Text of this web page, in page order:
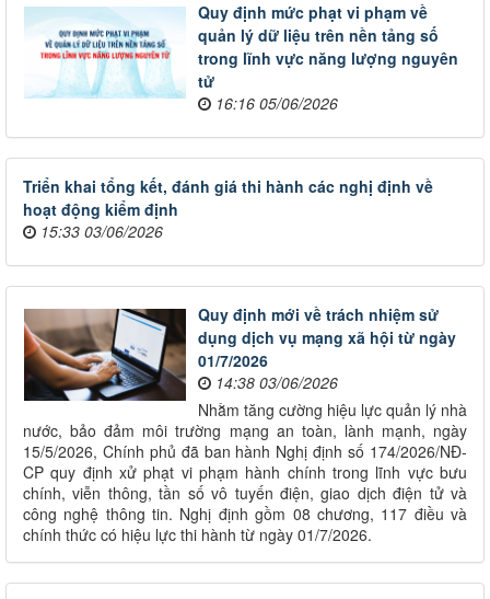
Quy định mức phạt vi phạm về
quản lý dữ liệu trên nền tảng số
trong lĩnh vực năng lượng nguyên
tử
16:16 05/06/2026
Triển khai tổng kết, đánh giá thi hành các nghị định về
hoạt động kiểm định
15:33 03/06/2026
Quy định mới về trách nhiệm sử
dụng dịch vụ mạng xã hội từ ngày
01/7/2026
14:38 03/06/2026
Nhằm tăng cường hiệu lực quản lý nhà
nước, bảo đảm môi trường mạng an toàn, lành mạnh, ngày
15/5/2026, Chính phủ đã ban hành Nghị định số 174/2026/NĐ-
CP quy định xử phạt vi phạm hành chính trong lĩnh vực bưu
chính, viễn thông, tần số vô tuyến điện, giao dịch điện tử và
công nghệ thông tin. Nghị định gồm 08 chương, 117 điều và
chính thức có hiệu lực thi hành từ ngày 01/7/2026.